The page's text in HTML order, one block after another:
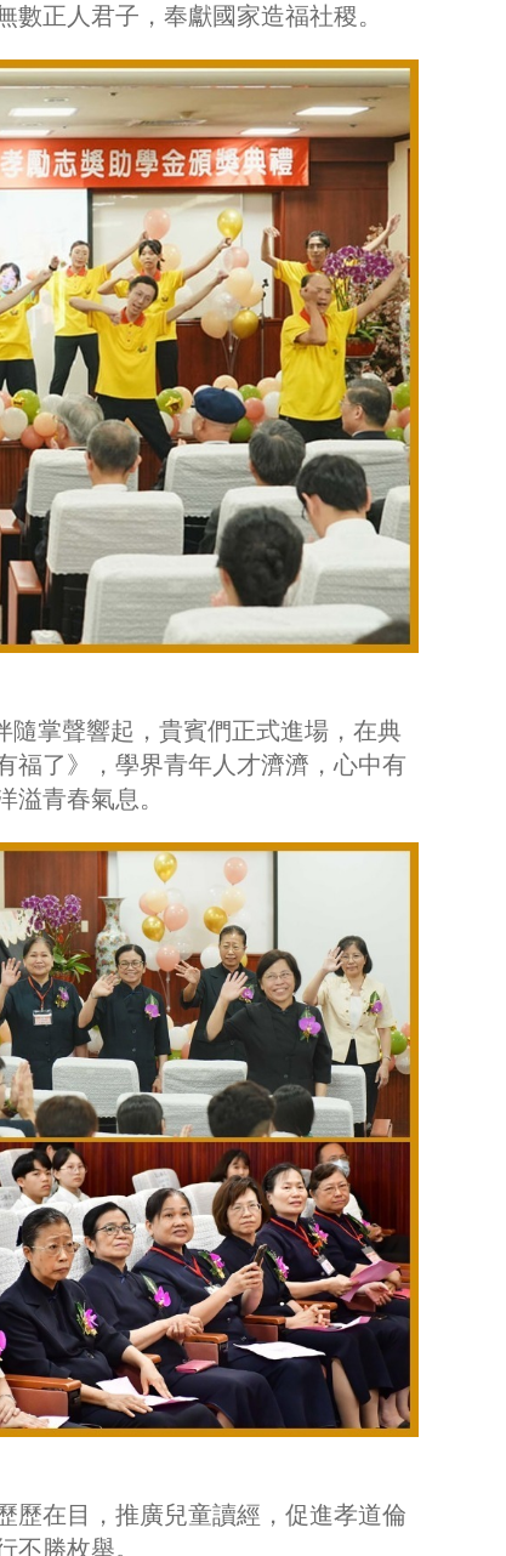
正人君子，奉獻國家造福社稷。
隨掌聲響起，貴賓們正式進場，在典
福了》，學界青年人才濟濟，心中有
青春氣息。
歷在目，推廣兒童讀經，促進孝道倫
勝枚舉。